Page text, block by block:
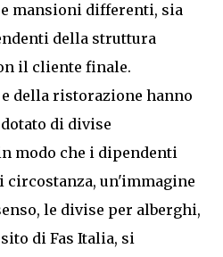
mansioni differenti, sia
della struttura
il cliente finale.
della ristorazione hanno
di divise
modo che i dipendenti
un'immagine
le divise per alberghi,
di Fas Italia, si